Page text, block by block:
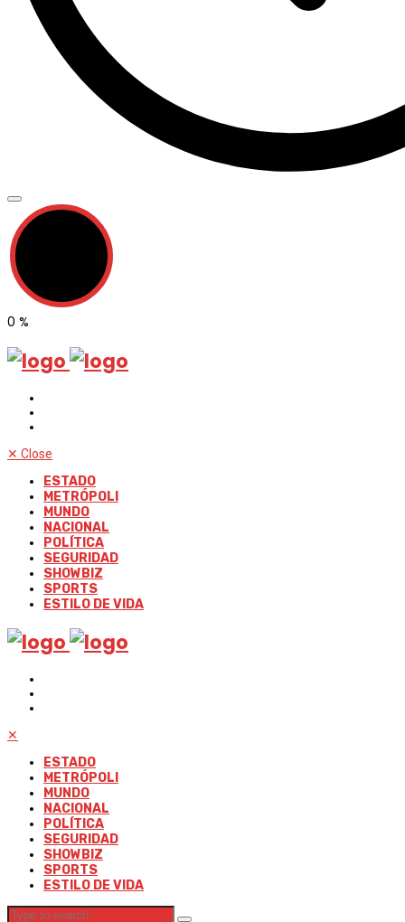
0 %
✕ Close
ESTADO
METRÓPOLI
MUNDO
NACIONAL
POLÍTICA
SEGURIDAD
SHOWBIZ
SPORTS
ESTILO DE VIDA
✕
ESTADO
METRÓPOLI
MUNDO
NACIONAL
POLÍTICA
SEGURIDAD
SHOWBIZ
SPORTS
ESTILO DE VIDA